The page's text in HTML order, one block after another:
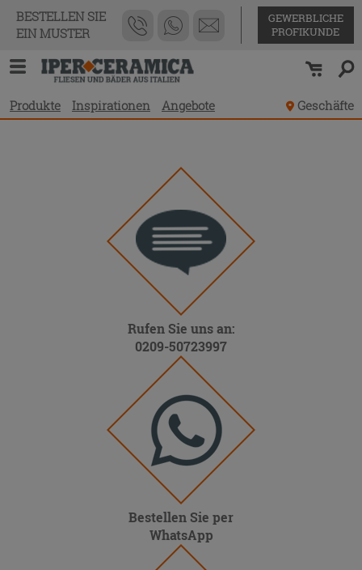
BESTELLEN SIE
EIN MUSTER
GEWERBLICHE
PROFIKUNDE
Produkte Inspirationen Angebote Geschäfte
Rufen Sie uns an:
0209-50723997
Bestellen Sie per
WhatsApp